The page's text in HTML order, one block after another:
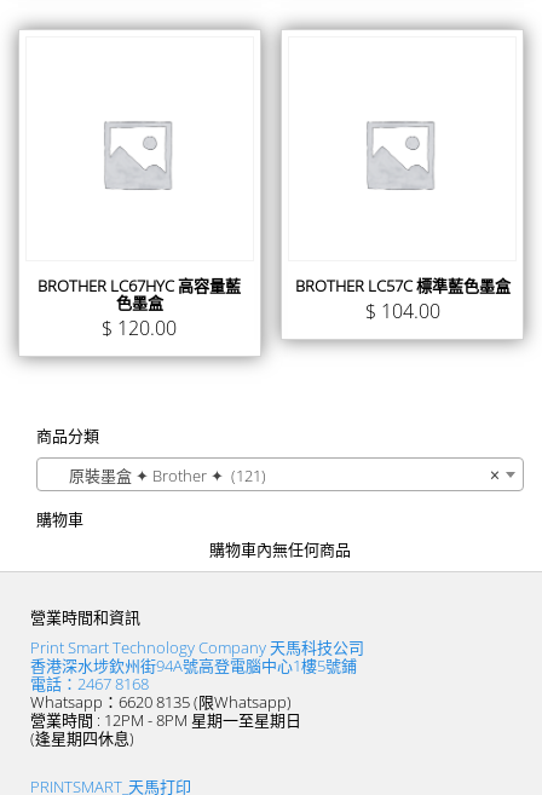
BROTHER LC67HYC 高容量藍
色墨盒
$ 120.00
BROTHER LC57C 標準藍色墨盒
$ 104.00
商品分類
×
原裝墨盒 ✦ Brother ✦ (121)
購物車
購物車內無任何商品
營業時間和資訊
Print Smart Technology Company 天馬科技公司
香港深水埗欽州街94A號高登電腦中心1樓5號鋪
電話：2467 8168
Whatsapp：6620 8135 (限Whatsapp)
營業時間 : 12PM - 8PM 星期一至星期日
(逢星期四休息)
PRINTSMART_天馬打印